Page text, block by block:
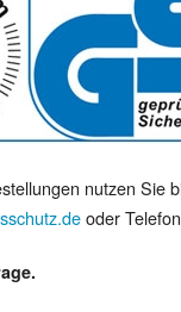
nutzen Sie
oder